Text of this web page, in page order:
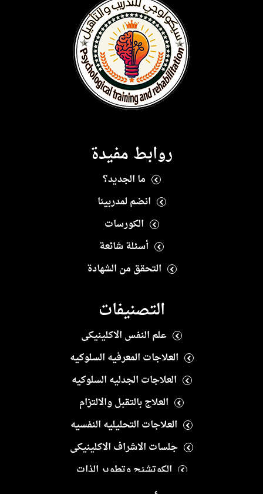
روابط مفيدة
ما الجديد؟
انضم لمدربينا
الكورسات
أسئلة شائعة
التحقق من الشهادة
التصنيفات
علم النفس الاكلينيكى
العلاجات المعرفيه السلوكيه
العلاجات الجدليه السلوكيه
العلاج بالتقبل والالتزام
العلاجات التحليليه النفسيه
جلسات الاشراف الاكلينيكى
الكوتشنج وتطوير الذات